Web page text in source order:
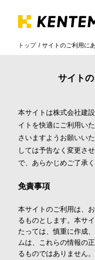
導入事例
サポート
会社情報
トップ サイトのご利用に
サイト
本サイトは株式会社建
イトを快適にご利用い
さいますようお願いい
しては予告なく変更さ
で、あらかじめご了承く
免責事項
本サイトのご利用は、
るものとします。本サ
たっては、慎重に作成
ムは、これらの情報の
るものではありません